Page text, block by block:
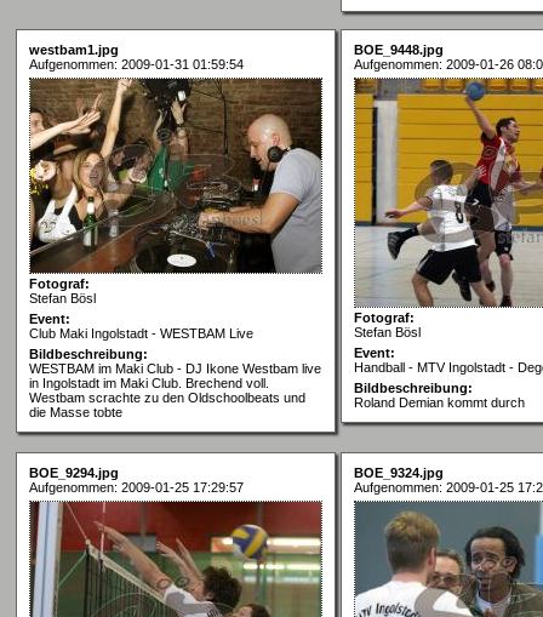
westbam1.jpg
Aufgenommen: 2009-01-31 01:59:54
Fotograf:
Stefan Bösl
Event:
Club Maki Ingolstadt - WESTBAM Live
Bildbeschreibung:
WESTBAM im Maki Club - DJ Ikone Westbam live
in Ingolstadt im Maki Club. Brechend voll.
Westbam scrachte zu den Oldschoolbeats und
die Masse tobte
BOE_9448.jpg
Aufgenommen: 2009-01-26
Fotograf:
Stefan Bösl
Event:
Handball - MTV Ingolstadt -
Bildbeschreibung:
Roland Demian kommt durch
BOE_9294.jpg
Aufgenommen: 2009-01-25 17:29:57
BOE_9324.jpg
Aufgenommen: 2009-01-25